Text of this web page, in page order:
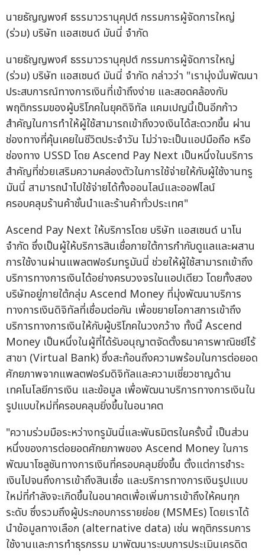
นายธัญญพงศ์ ธรรมาวรานุคุปต์ กรรมการผู้จัดการใหญ่
(ร่วม) บริษัท แอสเซนด์ มันนี่ จำกัด
นายธัญญพงศ์ ธรรมาวรานุคุปต์ กรรมการผู้จัดการใหญ่
(ร่วม) บริษัท แอสเซนด์ มันนี่ จำกัด กล่าวว่า "เรามุ่งมั่นพัฒนา
ประสบการณ์ทางการเงินที่เข้าถึงง่าย และสอดคล้องกับ
พฤติกรรมของผู้บริโภคในยุคดิจิทัล แคมเปญนี้เป็นอีกก้าว
สำคัญในการทำให้ผู้ใช้สามารถเข้าถึงวงเงินได้สะดวกขึ้น ผ่าน
ช่องทางที่คุ้นเคยในชีวิตประจำวัน ไม่ว่าจะเป็นแอปมือถือ หรือ
ช่องทาง USSD โดย Ascend Pay Next เป็นหนึ่งในบริการ
สำคัญที่ช่วยเสริมความคล่องตัวในการใช้จ่ายให้กับผู้ใช้งานทรู
มันนี่ สามารถนำไปใช้จ่ายได้ทั้งออนไลน์และออฟไลน์
ครอบคลุมร้านค้าชั้นนำและร้านค้าทั่วประเทศ"
Ascend Pay Next ให้บริการโดย บริษัท แอสเซนด์ นาโน
จำกัด ซึ่งเป็นผู้ให้บริการสินเชื่อภายใต้การกำกับดูแลและผสาน
การใช้งานผ่านแพลตฟอร์มทรูมันนี่ ช่วยให้ผู้ใช้สามารถเข้าถึง
บริการทางการเงินได้อย่างครบวงจรในแอปเดียว โดยทั้งสอง
บริษัทอยู่ภายใต้กลุ่ม Ascend Money ที่มุ่งพัฒนาบริการ
ทางการเงินดิจิทัลที่เชื่อมต่อกัน เพื่อขยายโอกาสการเข้าถึง
บริการทางการเงินให้กับผู้บริโภคในวงกว้าง ทั้งนี้ Ascend
Money เป็นหนึ่งในผู้ที่ได้รับอนุญาตจัดตั้งธนาคารพาณิชย์ไร้
สาขา (Virtual Bank) ซึ่งสะท้อนถึงความพร้อมในการต่อยอด
ศักยภาพจากแพลตฟอร์มดิจิทัลและความเชี่ยวชาญด้าน
เทคโนโลยีการเงิน และข้อมูล เพื่อพัฒนาบริการทางการเงินใน
รูปแบบใหม่ที่ครอบคลุมยิ่งขึ้นในอนาคต
"ความร่วมมือระหว่างทรูมันนี่และพันธมิตรในครั้งนี้ เป็นส่วน
หนึ่งของการต่อยอดศักยภาพของ Ascend Money ในการ
พัฒนาโซลูชันทางการเงินที่ครอบคลุมยิ่งขึ้น ตั้งแต่การชำระ
เงินไปจนถึงการเข้าถึงสินเชื่อ และบริการทางการเงินรูปแบบ
ใหม่ที่กำลังจะเกิดขึ้นในอนาคตเพื่อเพิ่มการเข้าถึงให้คนทุก
ระดับ ซึ่งรวมถึงผู้ประกอบการรายย่อย (MSMEs) โดยเราได้
นำข้อมูลทางเลือก (alternative data) เช่น พฤติกรรมการ
ใช้งานและการทำธุรกรรม มาพัฒนาระบบการประเมินเครดิต